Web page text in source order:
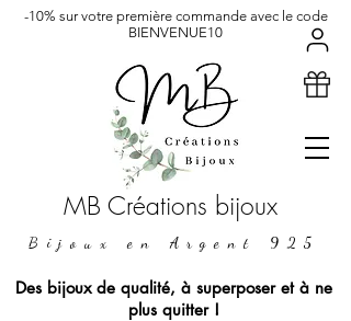
MB Créations bijoux
Bijoux en Argent 925
Des bijoux de qualité, à superposer et à ne
plus quitter !
-10% sur votre première commande avec le code
BIENVENUE10